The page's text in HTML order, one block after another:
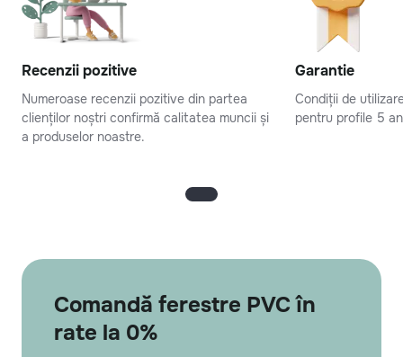
Recenzii pozitive
Numeroase recenzii pozitive din partea
clienților noștri confirmă calitatea muncii și
a produselor noastre.
Garantie
Condiții de
pentru profile 5
Comandă ferestre PVC în
rate la 0%